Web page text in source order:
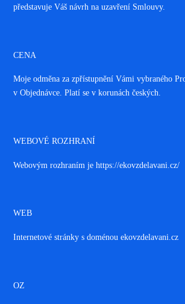
představuje Váš návrh na uzavření Smlouvy.
CENA
Moje odměna za zpřístupnění Vámi vybraného
v Objednávce. Platí se v korunách českých.
WEBOVÉ ROZHRANÍ
Webovým rozhraním je https://ekovzdelavani.cz/
WEB
Internetové stránky s doménou ekovzdelavani.cz
OZ